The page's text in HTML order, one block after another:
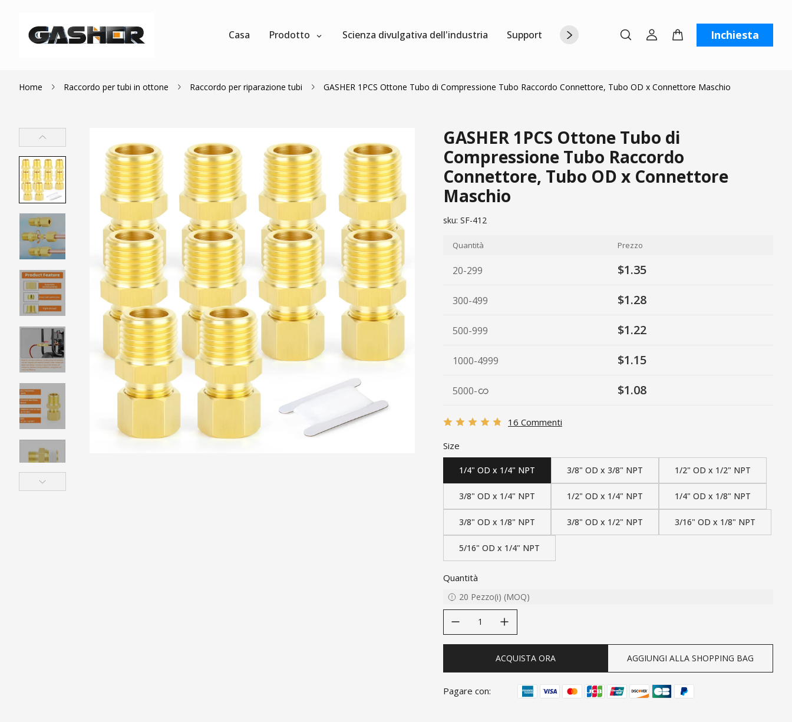
Casa Prodotto Scienza divulgativa dell'industria Supporto Chi siamo Contattaci Inchiesta
Home Raccordo per tubi in ottone Raccordo per riparazione tubi GASHER 1PCS Ottone Tubo di Compressione Tubo Raccordo Connettore, Tubo OD x Connettore Maschio
GASHER 1PCS Ottone Tubo di
Compressione Tubo Raccordo
Connettore, Tubo OD x Connettore
Maschio
sku: SF-412
Quantità Prezzo
20-299 $1.35
300-499 $1.28
500-999 $1.22
1000-4999 $1.15
5000- $1.08
16 Commenti
Size
1/4" OD x 1/4" NPT 3/8" OD x 3/8" NPT 1/2" OD x 1/2" NPT
3/8" OD x 1/4" NPT 1/2" OD x 1/4" NPT 1/4" OD x 1/8" NPT
3/8" OD x 1/8" NPT 3/8" OD x 1/2" NPT 3/16" OD x 1/8" NPT
5/16" OD x 1/4" NPT
Quantità
20 Pezzo(i) (MOQ)
ACQUISTA ORA AGGIUNGI ALLA SHOPPING BAG
Pagare con: